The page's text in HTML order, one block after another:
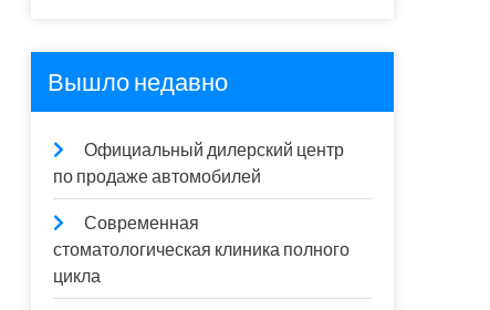
Вышло недавно
Официальный дилерский центр
по продаже автомобилей
Современная
стоматологическая клиника полного
цикла